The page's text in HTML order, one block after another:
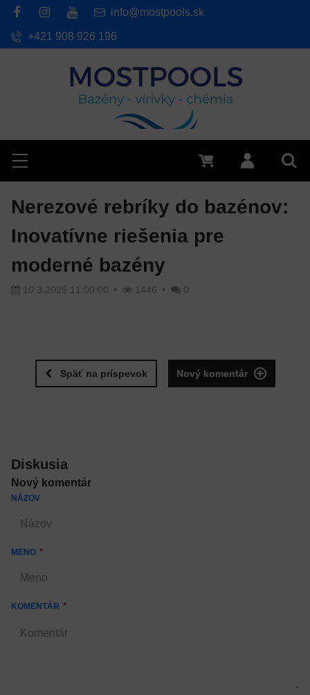
Hľadať
Menu Prihlásiť
info@mostpools.sk
+421 908 926 196
Nerezové rebríky do bazénov:
Inovatívne riešenia pre
moderné bazény
10.3.2025 11:00:00 1446 0
Späť na príspevok Nový komentár
Diskusia
Nový komentár
NÁZOV
MENO
KOMENTÁR